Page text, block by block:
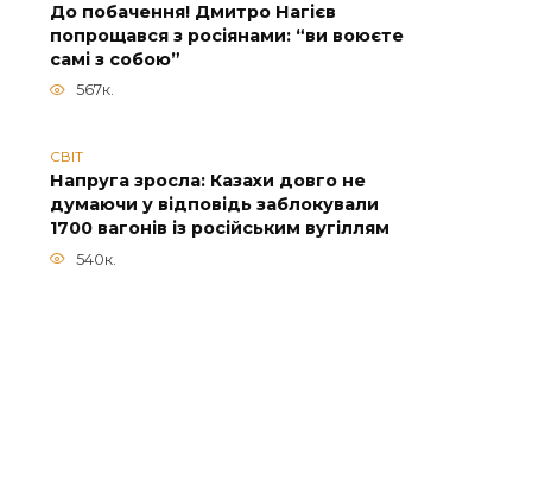
До побачення! Дмитро Нагієв
попрощався з росіянами: “ви воюєте
самі з собою”
567к.
СВІТ
Напруга зросла: Казахи довго не
думаючи у відповідь заблокували
1700 вагонів із російським вугіллям
540к.